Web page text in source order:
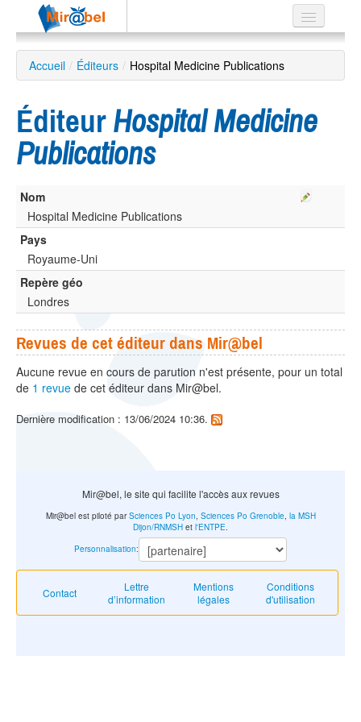
Le réseau
Soutien
Listes
Recherche
avancée
EN
ES
?
Accueil / Éditeurs / Hospital Medicine Publications
Éditeur Hospital Medicine
Publications
Nom
Hospital Medicine Publications
Pays
Royaume-Uni
Repère géo
Londres
Revues de cet éditeur dans Mir@bel
Aucune revue en cours de parution n'est présente, pour un total
de 1 revue de cet éditeur dans Mir@bel.
Dernière modification : 13/06/2024 10:36.
Mir@bel, le site qui facilite l'accès aux revues
Contact
Lettre
d’information
Mentions
légales
Conditions
d'utilisation
Mir@bel est piloté parSciences Po Lyon, Sciences Po Grenoble, la MSH
Dijon/RNMSH et l'ENTPE.
Personnalisation: